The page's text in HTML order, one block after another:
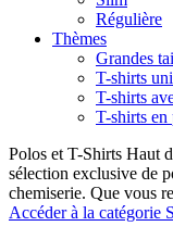
Régulière
Thèmes
Grandes
T-shirts
T-shirts
T-shirts en
Polos et T-Shirts Haut
sélection exclusive de
chemiserie. Que vous
Accéder à la catégorie